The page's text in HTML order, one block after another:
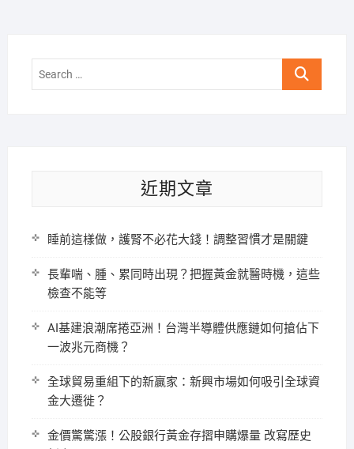
Search
近期文章
睡前這樣做，護腎不必花大錢！調整習慣才是關鍵
長輩喘、腫、累同時出現？把握黃金就醫時機，這些
檢查不能等
AI基建浪潮席捲亞洲！台灣半導體供應鏈如何搶佔下
一波兆元商機？
全球貿易重組下的新贏家：新興市場如何吸引全球資
金大遷徙？
金價驚驚漲！公股銀行黃金存摺申購爆量 改寫歷史